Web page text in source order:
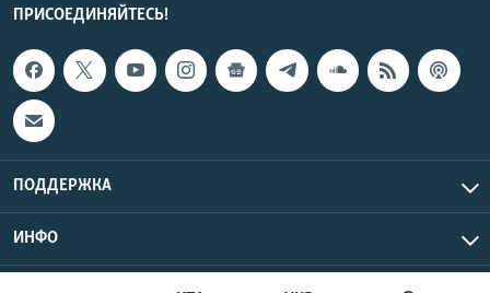
ПРИСОЕДИНЯЙТЕСЬ!
ПОДДЕРЖКА
ИНФО